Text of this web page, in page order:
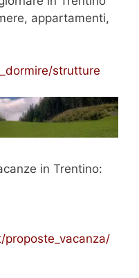
appartamenti,
strutture
in Trentino: